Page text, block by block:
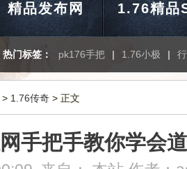
精品发布网 1.76精品
热门标签： pk176手把 | 1.76小极 |
> 1.76传奇 > 正文
手把手教你学会